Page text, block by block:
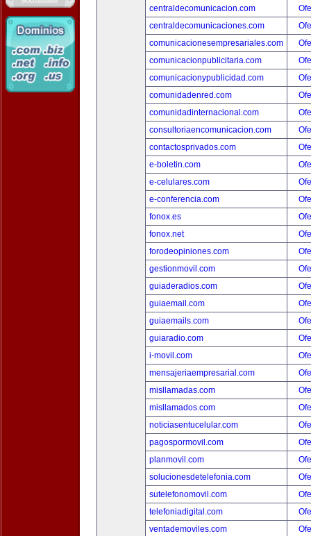
centraldecomunicacion.com
centraldecomunicaciones.com
comunicacionesempresariales.com
comunicacionpublicitaria.com
comunicacionypublicidad.com
comunidadenred.com
comunidadinternacional.com
consultoriaencomunicacion.com
contactosprivados.com
e-boletin.com
e-celulares.com
e-conferencia.com
fonox.es
fonox.net
forodeopiniones.com
gestionmovil.com
guiaderadios.com
guiaemail.com
guiaemails.com
guiaradio.com
i-movil.com
mensajeriaempresarial.com
misllamadas.com
misllamados.com
noticiasentucelular.com
pagospormovil.com
planmovil.com
solucionesdetelefonia.com
sutelefonomovil.com
telefoniadigital.com
ventademoviles.com